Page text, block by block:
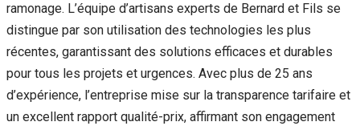
ramonage. L’équipe d’artisans experts de Bernard et Fils se
distingue par son utilisation des technologies les plus
récentes, garantissant des solutions efficaces et durables
pour tous les projets et urgences. Avec plus de 25 ans
d’expérience, l’entreprise mise sur la transparence tarifaire et
un excellent rapport qualité-prix, affirmant son engagement